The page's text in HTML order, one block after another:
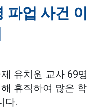
파업 사건 이
유치원 교사 69명
휴직하여 많은 학
다.